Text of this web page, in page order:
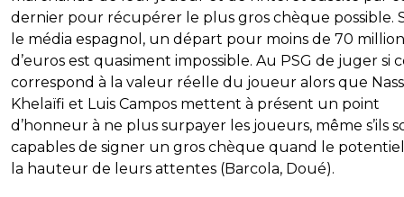
dernier pour récupérer le plus gros chèque possible.
le média espagnol, un départ pour moins de 70
d’euros est quasiment impossible. Au PSG de juger si
correspond à la valeur réelle du joueur alors que
Khelaïfi et Luis Campos mettent à présent un point
d’honneur à ne plus surpayer les joueurs, même s’ils
capables de signer un gros chèque quand le
la hauteur de leurs attentes (Barcola, Doué).